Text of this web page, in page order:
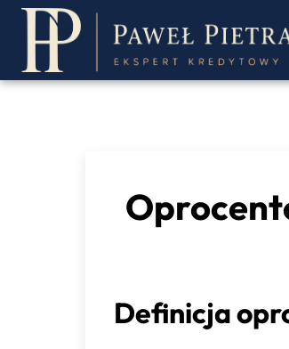
Przejdź
treści
Definicja